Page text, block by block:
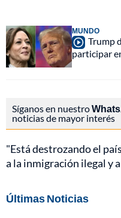
MUNDO
Trump
participar
Síganos en nuestro
noticias de mayor interés
"Está destrozando el
a la inmigración ilegal y
Últimas Noticias